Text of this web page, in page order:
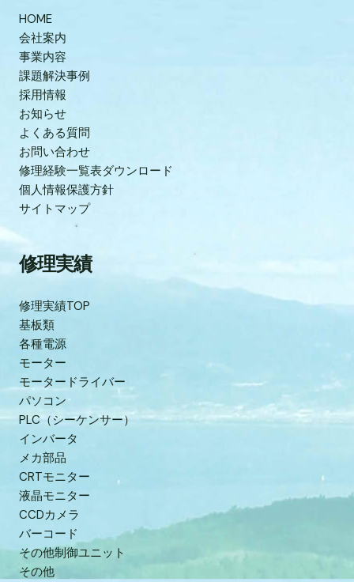
HOME
会社案内
事業内容
課題解決事例
採用情報
お知らせ
よくある質問
お問い合わせ
修理経験一覧表ダウンロード
個人情報保護方針
サイトマップ
修理実績
修理実績TOP
基板類
各種電源
モーター
モータードライバー
パソコン
PLC（シーケンサー）
インバータ
メカ部品
CRTモニター
液晶モニター
CCDカメラ
バーコード
その他制御ユニット
その他